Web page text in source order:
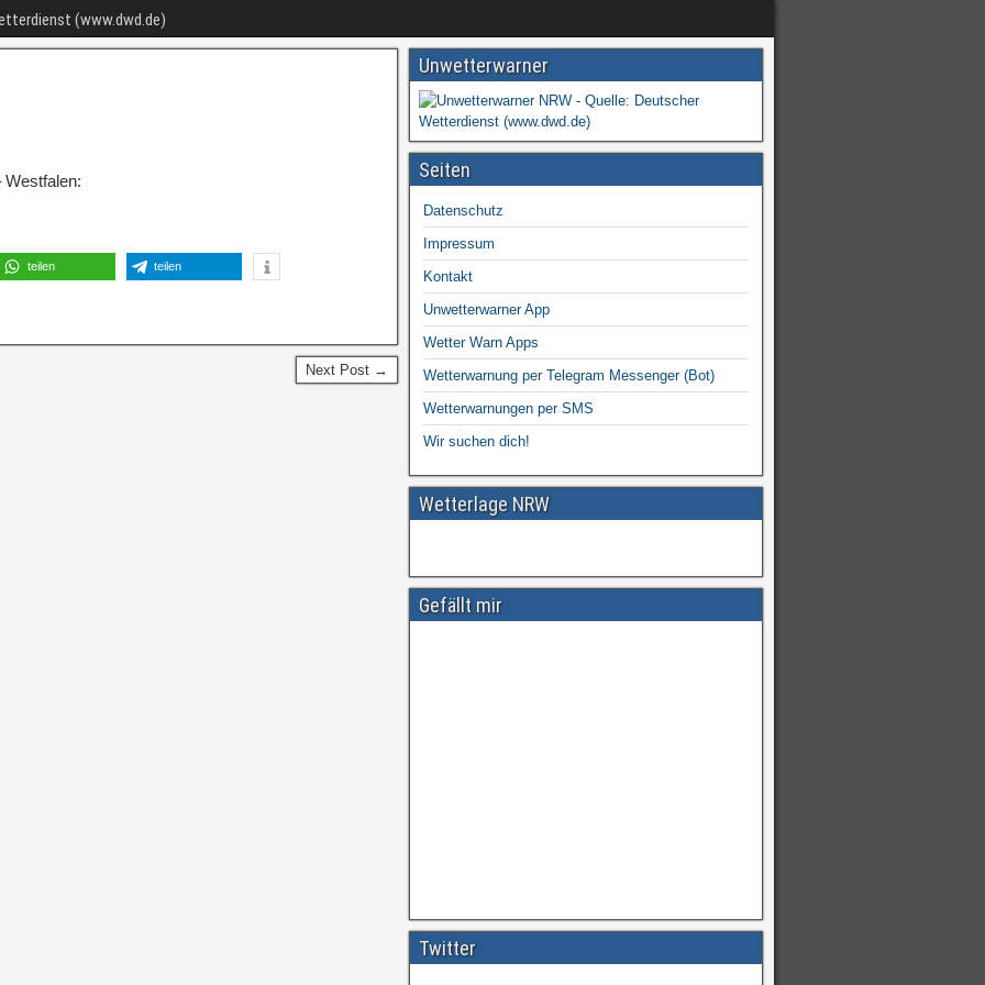
(www.dwd.de)
Westfalen:
teilen teilen
Next Post →
Unwetterwarner
Seiten
Datenschutz
Impressum
Kontakt
Unwetterwarner App
Wetter Warn Apps
Wetterwarnung per Telegram Messenger (Bot)
Wetterwarnungen per SMS
Wir suchen dich!
Wetterlage NRW
Gefällt mir
Twitter
ift.tt/wdhtnmI pic.twitter.com/cmFX…
Vor etwa 3 JahrenvonUnwetterwarners Twitter